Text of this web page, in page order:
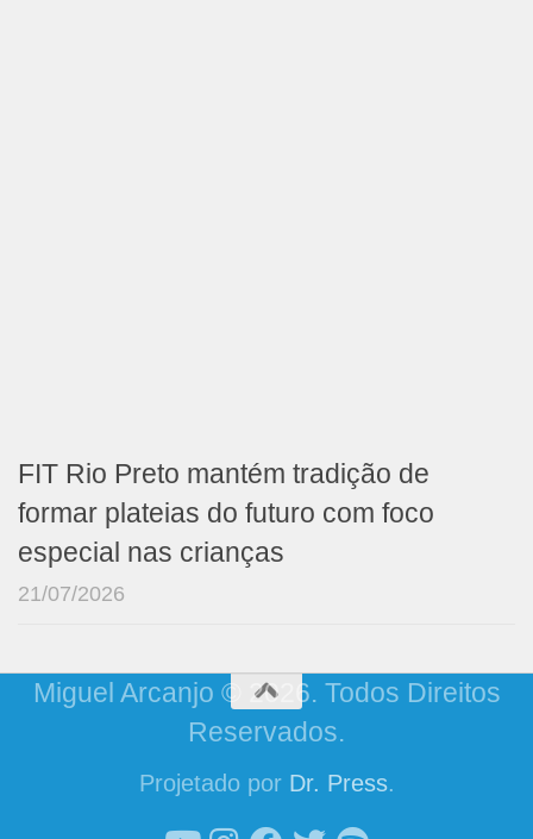
FIT Rio Preto mantém tradição de
formar plateias do futuro com foco
especial nas crianças
21/07/2026
Miguel Arcanjo © 2026. Todos Direitos
Reservados.
Projetado por Dr. Press.